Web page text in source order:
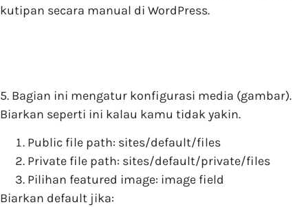
kutipan secara manual di WordPress.
5. Bagian ini mengatur konfigurasi media (gambar).
Biarkan seperti ini kalau kamu tidak yakin.
Public file path: sites/default/files
Private file path: sites/default/private/files
Pilihan featured image: image field
Biarkan default jika: